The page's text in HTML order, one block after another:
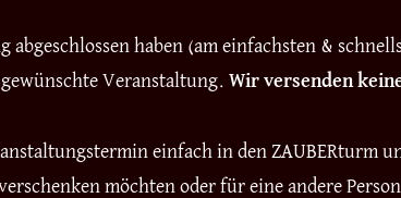
abgeschlossen haben (am einfachsten &
Veranstaltung. Wir versenden
einfach in den ZAUBERturm
möchten oder für eine andere